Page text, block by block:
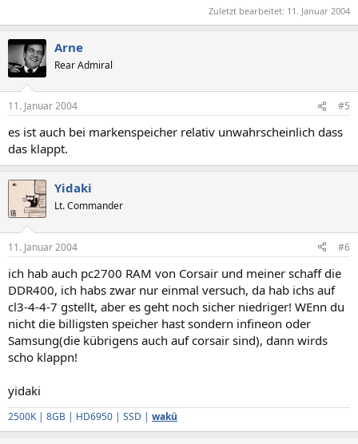
Zuletzt bearbeitet: 11. Januar 2004
Arne
Rear Admiral
11. Januar 2004 #5
es ist auch bei markenspeicher relativ unwahrscheinlich dass
das klappt.
Yidaki
Lt. Commander
11. Januar 2004 #6
ich hab auch pc2700 RAM von Corsair und meiner schaff die
DDR400, ich habs zwar nur einmal versuch, da hab ichs auf
cl3-4-4-7 gstellt, aber es geht noch sicher niedriger! WEnn du
nicht die billigsten speicher hast sondern infineon oder
Samsung(die kübrigens auch auf corsair sind), dann wirds
scho klappn!
yidaki
2500K | 8GB | HD6950 | SSD | wakü